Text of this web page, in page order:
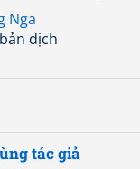
Nga
dịch
tác giả